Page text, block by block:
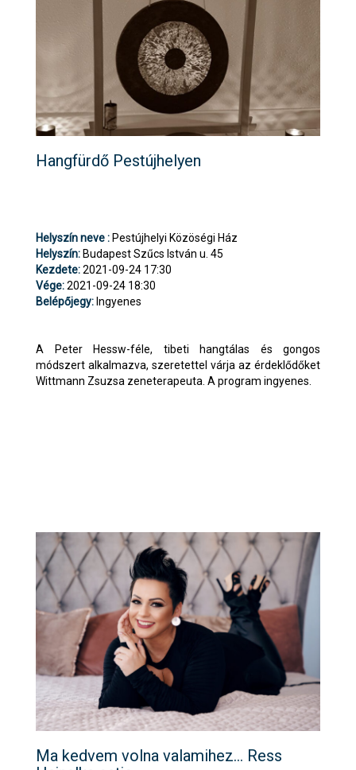
Hangfürdő Pestújhelyen
Helyszín neve : Pestújhelyi Közöségi Ház
Helyszín: Budapest Szűcs István u. 45
Kezdete:2021-09-24 17:30
Vége:2021-09-24 18:30
Belépőjegy: Ingyenes
A Peter Hessw-féle, tibeti hangtálas és gongos
módszert alkalmazva, szeretettel várja az érdeklődőket
Wittmann Zsuzsa zeneterapeuta. A program ingyenes.
Ma kedvem volna valamihez… Ress